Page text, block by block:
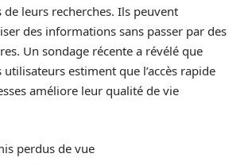
leurs recherches. Ils peuvent
des informations sans passer par des
Un sondage récente a révélé que
utilisateurs estiment que l’accès rapide
améliore leur qualité de vie
perdus de vue